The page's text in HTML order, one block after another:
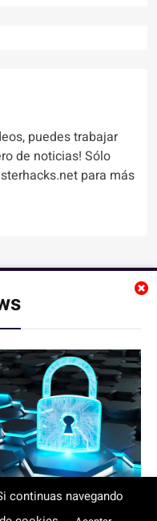
IA de Paperclip
puedes trabajar
de noticias! Sólo
para más
artículos, noticias
, seguridad
que registrarte
August
continuas navegando